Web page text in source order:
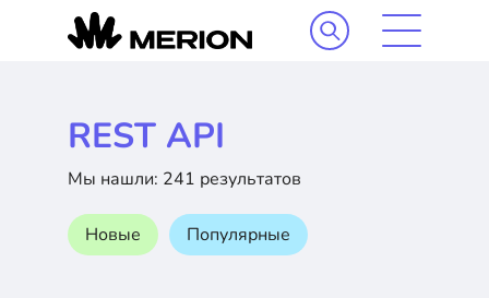
REST API
Мы нашли: 241 результатов
Новые Популярные